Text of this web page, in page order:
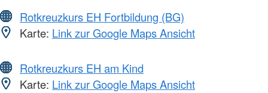
Rotkreuzkurs EH Fortbildung (BG)
Karte: Link zur Google Maps Ansicht
Rotkreuzkurs EH am Kind
Karte: Link zur Google Maps Ansicht